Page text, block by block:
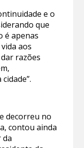
e o
que
é apenas
aos
razões
decorreu no
contou ainda
da